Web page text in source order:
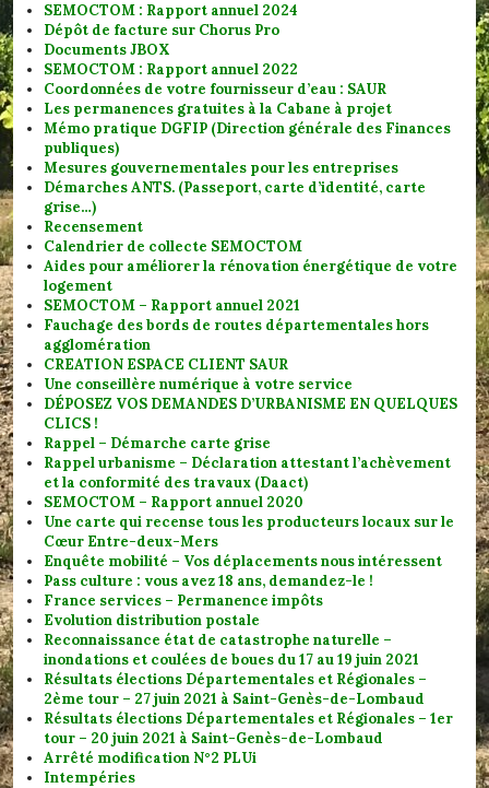
SEMOCTOM : Rapport annuel 2024
Dépôt de facture sur Chorus Pro
Documents JBOX
SEMOCTOM : Rapport annuel 2022
Coordonnées de votre fournisseur d’eau : SAUR
Les permanences gratuites à la Cabane à projet
Mémo pratique DGFIP (Direction générale des Finances
publiques)
Mesures gouvernementales pour les entreprises
Démarches ANTS. (Passeport, carte d’identité, carte
grise…)
Recensement
Calendrier de collecte SEMOCTOM
Aides pour améliorer la rénovation énergétique de votre
logement
SEMOCTOM – Rapport annuel 2021
Fauchage des bords de routes départementales hors
agglomération
CREATION ESPACE CLIENT SAUR
Une conseillère numérique à votre service
DÉPOSEZ VOS DEMANDES D’URBANISME EN QUELQUES
CLICS !
Rappel – Démarche carte grise
Rappel urbanisme – Déclaration attestant l’achèvement
et la conformité des travaux (Daact)
SEMOCTOM – Rapport annuel 2020
Une carte qui recense tous les producteurs locaux sur le
Cœur Entre-deux-Mers
Enquête mobilité – Vos déplacements nous intéressent
Pass culture : vous avez 18 ans, demandez-le !
France services – Permanence impôts
Evolution distribution postale
Reconnaissance état de catastrophe naturelle –
inondations et coulées de boues du 17 au 19 juin 2021
Résultats élections Départementales et Régionales –
2ème tour – 27 juin 2021 à Saint-Genès-de-Lombaud
Résultats élections Départementales et Régionales – 1er
tour – 20 juin 2021 à Saint-Genès-de-Lombaud
Arrêté modification N°2 PLUi
Intempéries